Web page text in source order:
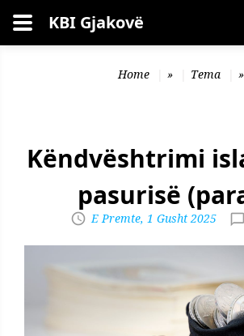
Kërko KBI Gjakovë
Home » Tema »
Këndvështrimi
pasurisë
E Premte, 1 Gusht 2025